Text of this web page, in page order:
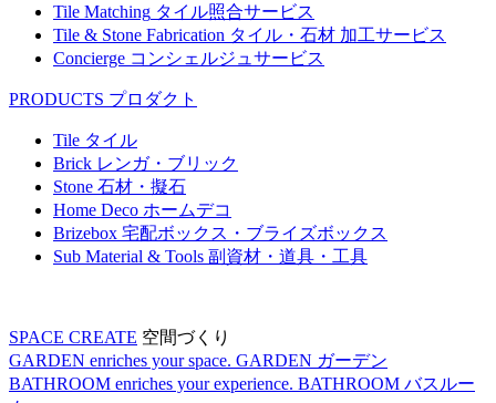
Tile Matching タイル照合サービス
Tile & Stone Fabrication タイル・石材 加工サービス
Concierge コンシェルジュサービス
PRODUCTS プロダクト
Tile タイル
Brick レンガ・ブリック
Stone 石材・擬石
Home Deco ホームデコ
Brizebox 宅配ボックス・ブライズボックス
Sub Material & Tools 副資材・道具・工具
SPACE CREATE 空間づくり
GARDEN enriches your space. GARDEN ガーデン
BATHROOM enriches your experience. BATHROOM バスルー